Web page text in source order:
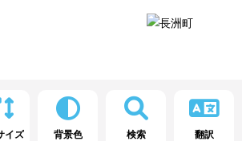
イズ 背景色 検索 翻訳